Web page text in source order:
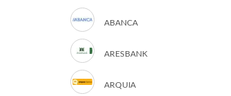
ABANCA
ARESBANK
ARQUIA